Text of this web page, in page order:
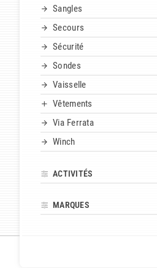
Sangles
Secours
Sécurité
Sondes
Vaisselle
Vêtements
Via Ferrata
Winch
ACTIVITÉS
MARQUES